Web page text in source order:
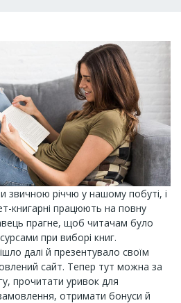
звичною річчю у нашому побуті, і
книгарні працюють на повну
прагне, щоб читачам було
при виборі книг.
далі й презентувало своїм
сайт. Тепер тут можна за
прочитати уривок для
отримати бонуси й